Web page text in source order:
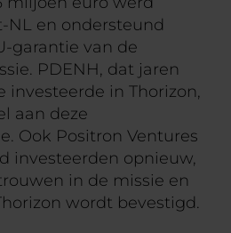
NL en ondersteund
garantie van de
PDENH, dat jaren
investeerde in Thorizon,
aan deze
Ook Positron Ventures
investeerden opnieuw,
in de missie en
wordt bevestigd.